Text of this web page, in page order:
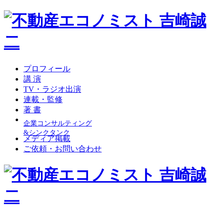
プロフィール
講 演
TV・ラジオ出演
連載・監修
著 書
企業コンサルティング
&シンクタンク
メディア掲載
ご依頼・お問い合わせ